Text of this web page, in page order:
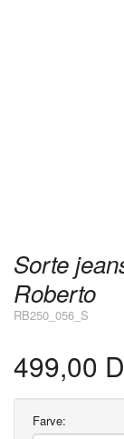
Sorte
Roberto
RB250_056_S
499,00
Farve: